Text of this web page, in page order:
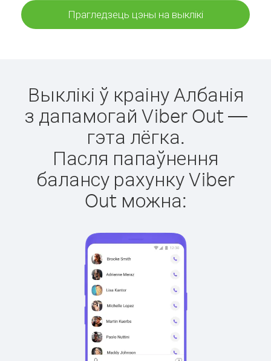
Прагледзець цэны на выклікі
Выклікі ў краіну Албанія
з дапамогай Viber Out —
гэта лёгка.
Пасля папаўнення
балансу рахунку Viber
Out можна: